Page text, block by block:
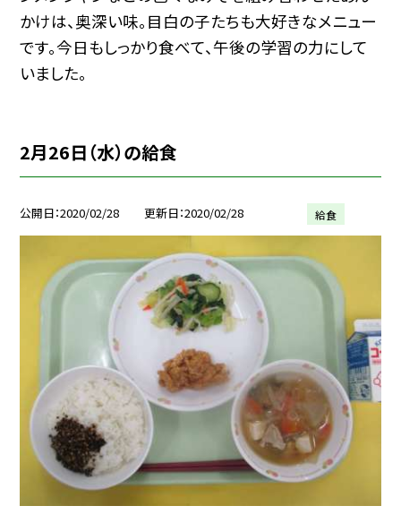
かけは、奥深い味。目白の子たちも大好きなメニュー
です。今日もしっかり食べて、午後の学習の力にして
いました。
2月26日（水）の給食
公開日 2020/02/28 更新日 2020/02/28 給食